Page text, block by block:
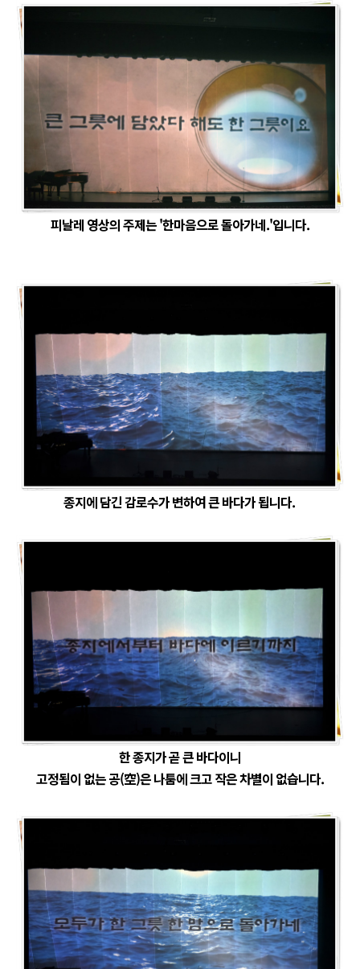
피날레 영상의 주제는 '한마음으로 돌아가네.'입니다.
종지에 담긴 감로수가 변하여 큰 바다가 됩니다.
한 종지가 곧 큰 바다이니
고정됨이 없는 공(空)은 나툼에 크고 작은 차별이 없습니다.